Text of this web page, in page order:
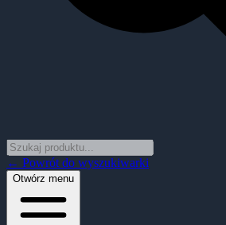
← Powrót do wyszukiwarki
Otwórz menu